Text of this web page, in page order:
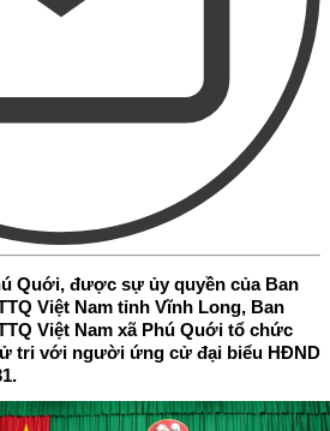
Quới, được sự ủy quyền của Ban
Việt Nam tỉnh Vĩnh Long, Ban
Việt Nam xã Phú Quới tổ chức
tri với người ứng cử đại biểu HĐND